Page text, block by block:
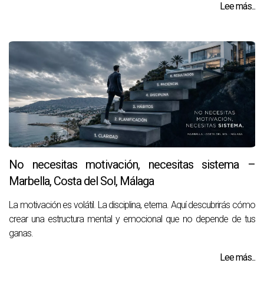
Lee más...
No necesitas motivación, necesitas sistema –
Marbella, Costa del Sol, Málaga
La motivación es volátil. La disciplina, eterna. Aquí descubrirás cómo
crear una estructura mental y emocional que no depende de tus
ganas.
Lee más...